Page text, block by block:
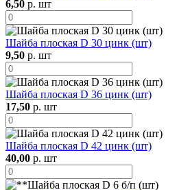
6,50 р. шт
Шайба плоская D 30 цинк (шт)
9,50 р. шт
Шайба плоская D 36 цинк (шт)
17,50 р. шт
Шайба плоская D 42 цинк (шт)
40,00 р. шт